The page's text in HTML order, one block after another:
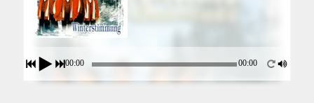
00:00 00:00